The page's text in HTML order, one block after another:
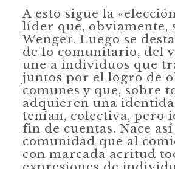
A esto sigue la
líder que, obviamente,
Wenger. Luego se
de lo comunitario, del
une a individuos que
juntos por el logro de
comunes y que, sobre
adquieren una
tenían, colectiva, pero
fin de cuentas. Nace
comunidad que al
con marcada acritud